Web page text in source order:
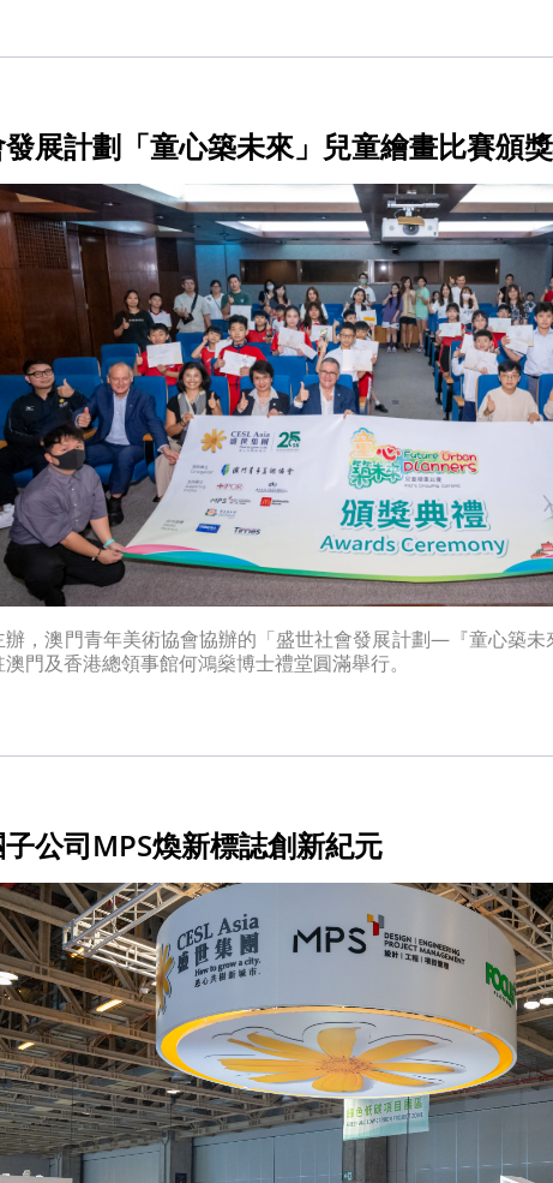
展計劃「童心築未來」兒童繪畫比賽頒
辦，澳門青年美術協會協辦的「盛世社會發展計劃—『童心築
門及香港總領事館何鴻燊博士禮堂圓滿舉行。
公司MPS煥新標誌創新紀元